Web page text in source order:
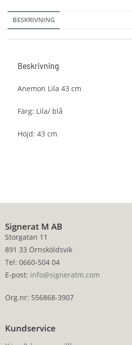
BESKRIVNING
Beskrivning
Anemon Lila 43 cm
Färg: Lila/ blå
Höjd: 43 cm
Signerat M AB
Storgatan 11
891 33 Örnsköldsvik
Tel: 0660-504 04
E-post: info@signeratm.com
Org.nr: 556868-3907
Kundservice